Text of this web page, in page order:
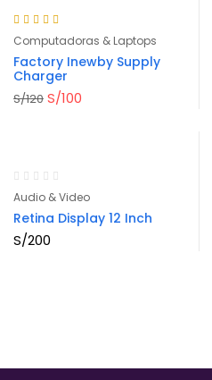
Rated 4.50
out
of 5
Computadoras & Laptops
Factory Inewby Supply
Charger
S/120 S/100
Audio & Video
Retina Display 12 Inch
S/200